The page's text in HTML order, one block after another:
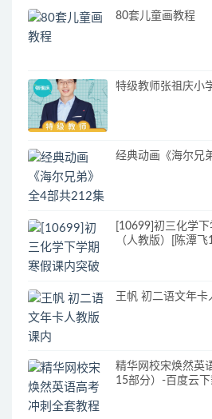
80套儿童画教程
特级教师张祖庆小
经典动画《海尔兄
[10699]初三化学
（人教版）[陈潭飞
王帆 初二语文年卡
精华网校宋焕然英
15部分）-百度云